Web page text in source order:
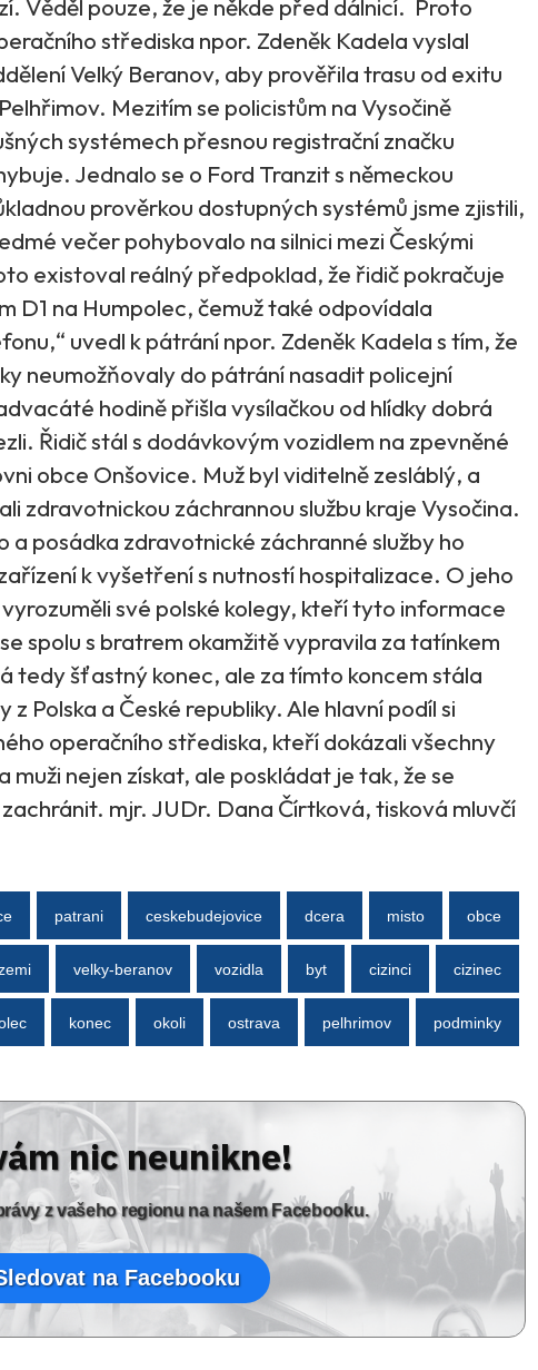
Věděl pouze, že je někde před dálnicí. Proto
střediska npor. Zdeněk Kadela vyslal
Velký Beranov, aby prověřila trasu od exitu
Mezitím se policistům na Vysočině
systémech přesnou registrační značku
Jednalo se o Ford Tranzit s německou
prověrkou dostupných systémů jsme zjistili,
večer pohybovalo na silnici mezi Českými
existoval reálný předpoklad, že řidič pokračuje
D1 na Humpolec, čemuž také odpovídala
uvedl k pátrání npor. Zdeněk Kadela s tím, že
neumožňovaly do pátrání nasadit policejní
hodině přišla vysílačkou od hlídky dobrá
Řidič stál s dodávkovým vozidlem na zpevněné
obce Onšovice. Muž byl viditelně zesláblý, a
zdravotnickou záchrannou službu kraje Vysočina.
a posádka zdravotnické záchranné služby ho
k vyšetření s nutností hospitalizace. O jeho
své polské kolegy, kteří tyto informace
spolu s bratrem okamžitě vypravila za tatínkem
tedy šťastný konec, ale za tímto koncem stála
Polska a České republiky. Ale hlavní podíl si
operačního střediska, kteří dokázali všechny
nejen získat, ale poskládat je tak, že se
mjr. JUDr. Dana Čírtková, tisková mluvčí
patrani ceskebudejovice dcera misto obce
velky-beranov vozidla byt cizinci cizinec
konec okoli ostrava pelhrimov podminky
nic neunikne!
z vašeho regionu na našem Facebooku.
na Facebooku